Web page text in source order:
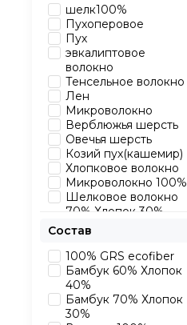
Страйп Сатин
Трикотаж Стрейч
30% эвкалипт,70%
хлопок.
шелк100%
Пухоперовое
Пух
эвкалиптовое
волокно
Тенсельное волокно
Лен
Микроволокно
Верблюжья шерсть
Овечья шерсть
Козий пух(кашемир)
Хлопковое волокно
Микроволокно 100%
Шелковое волокно
70% Хлопок 30%
Эковолокно 100%
лебяжий пух
Искусственный
лебяжий пух 90%
шелк 10%
Хлопок 50%
Состав
100% GRS ecofiber
Бамбук 60% Хлопок
40%
Бамбук 70% Хлопок
30%